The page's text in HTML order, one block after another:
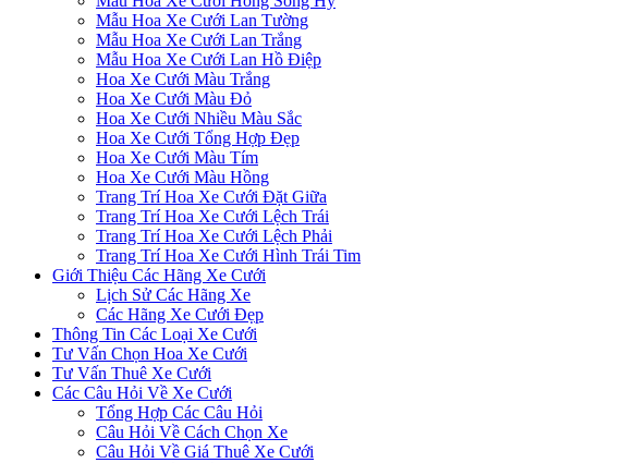
Mẫu Hoa Xe Cưới Lan Tường
Mẫu Hoa Xe Cưới Lan Trắng
Mẫu Hoa Xe Cưới Lan Hồ Điệp
Hoa Xe Cưới Màu Trắng
Hoa Xe Cưới Màu Đỏ
Hoa Xe Cưới Nhiều Màu Sắc
Hoa Xe Cưới Tổng Hợp Đẹp
Hoa Xe Cưới Màu Tím
Hoa Xe Cưới Màu Hồng
Trang Trí Hoa Xe Cưới Đặt Giữa
Trang Trí Hoa Xe Cưới Lệch Trái
Trang Trí Hoa Xe Cưới Lệch Phải
Trang Trí Hoa Xe Cưới Hình Trái Tim
Giới Thiệu Các Hãng Xe Cưới
Lịch Sử Các Hãng Xe
Các Hãng Xe Cưới Đẹp
Thông Tin Các Loại Xe Cưới
Tư Vấn Chọn Hoa Xe Cưới
Tư Vấn Thuê Xe Cưới
Các Câu Hỏi Về Xe Cưới
Tổng Hợp Các Câu Hỏi
Câu Hỏi Về Cách Chọn Xe
Câu Hỏi Về Giá Thuê Xe Cưới